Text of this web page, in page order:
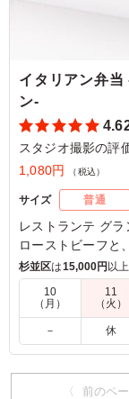
イタリアン弁
ン‐
スタジオ撮影の評
1,080円
（税込）
サイズ 普通
レストランテ グ
ローストビーフと
れた12種類の副菜
5.0
自家製ロース
み合わせは豪華
品な味付けで
杉並区は15,000円以
10
（月）
11
（火）
－ 休
〈 前のペ